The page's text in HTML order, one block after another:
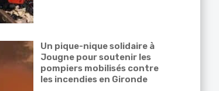
Un pique-nique solidaire à
Jougne pour soutenir les
pompiers mobilisés contre
les incendies en Gironde